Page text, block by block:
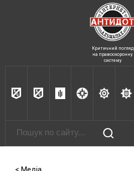
Критичний погляд
на правоохоронну
систему